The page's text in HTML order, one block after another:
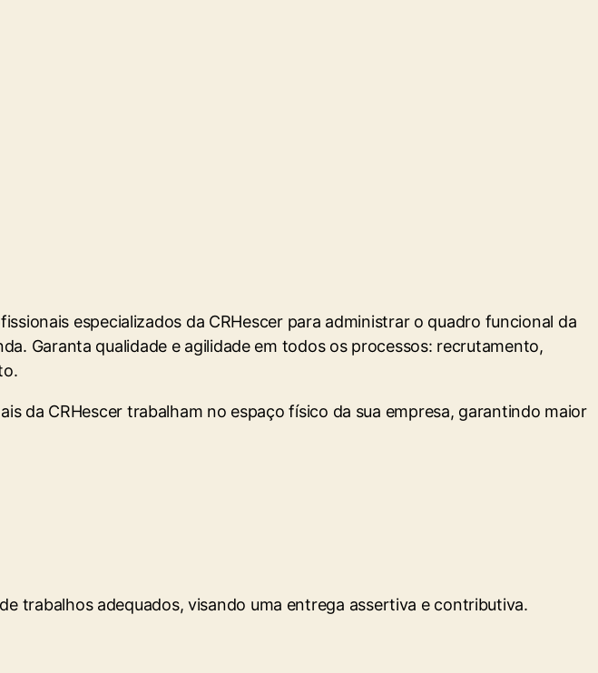
especializados da CRHescer para administrar o quadro funcional da
Garanta qualidade e agilidade em todos os processos: recrutamento,
da CRHescer trabalham no espaço físico da sua empresa, garantindo maior
trabalhos adequados, visando uma entrega assertiva e contributiva.